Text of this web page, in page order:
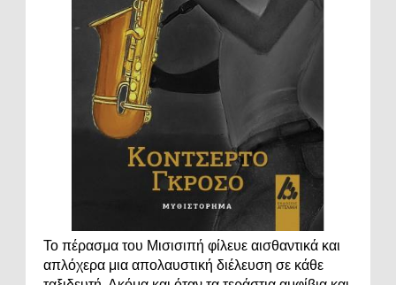
Το πέρασμα του Μισισιπή φίλευε αισθαντικά και
απλόχερα μια απολαυστική διέλευση σε κάθε